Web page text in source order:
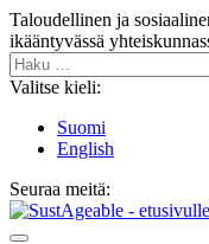
Siirry
sisältöön
Taloudellinen ja
ikääntyvässä
Haku:
Valitse kieli:
Suomi
English
Seuraa meitä:
Bluesky